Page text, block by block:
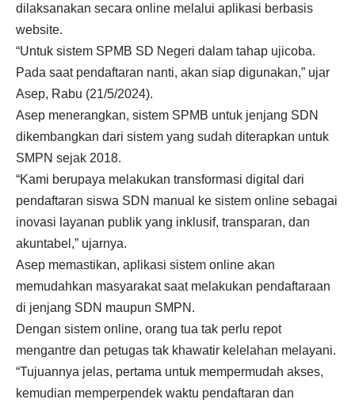
dilaksanakan secara online melalui aplikasi berbasis
website.
“Untuk sistem SPMB SD Negeri dalam tahap ujicoba.
Pada saat pendaftaran nanti, akan siap digunakan,” ujar
Asep, Rabu (21/5/2024).
Asep menerangkan, sistem SPMB untuk jenjang SDN
dikembangkan dari sistem yang sudah diterapkan untuk
SMPN sejak 2018.
“Kami berupaya melakukan transformasi digital dari
pendaftaran siswa SDN manual ke sistem online sebagai
inovasi layanan publik yang inklusif, transparan, dan
akuntabel,” ujarnya.
Asep memastikan, aplikasi sistem online akan
memudahkan masyarakat saat melakukan pendaftaraan
di jenjang SDN maupun SMPN.
Dengan sistem online, orang tua tak perlu repot
mengantre dan petugas tak khawatir kelelahan melayani.
“Tujuannya jelas, pertama untuk mempermudah akses,
kemudian memperpendek waktu pendaftaran dan